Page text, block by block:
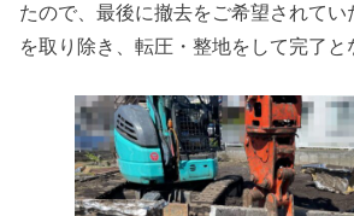
たので、最後に撤去をご希望されてい
を取り除き、転圧・整地をして完了と